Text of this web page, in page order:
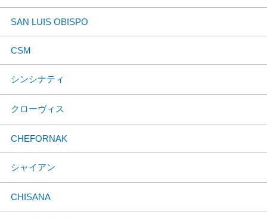
SAN LUIS OBISPO
CSM
シンシナティ
クローヴィス
CHEFORNAK
シャイアン
CHISANA